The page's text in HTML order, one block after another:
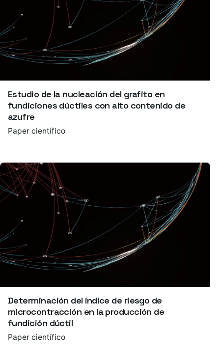
Estudio de la nucleación del grafito en
fundiciones dúctiles con alto contenido de
azufre
Paper científico
Determinación del índice de riesgo de
microcontracción en la producción de
fundición dúctil
Paper científico